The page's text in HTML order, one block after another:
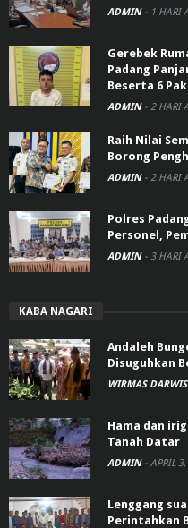
ADMIN - 1 HARI
Gerebek
Padang
Beserta 6
ADMIN - 2 HARI
Raih Nilai
Borong
ADMIN - 2 HARI
Polres
Personel,
ADMIN - 3 HARI
KABA NAGARI
Andaleh
Disuguhkan
WIRMAS DARWIS
Hama dan
Tanah Datar
ADMIN - APRIL
Lenggang
Perintahkan